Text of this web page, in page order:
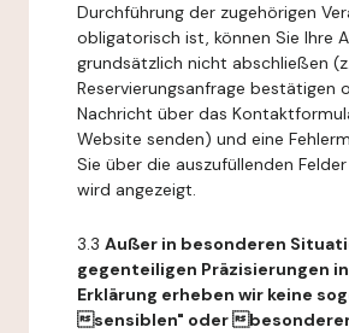
Durchführung der zugehörigen
obligatorisch ist, können Sie Ihre
grundsätzlich nicht abschließen
Reservierungsanfrage bestätigen
Nachricht über das
Website senden) und eine
Sie über die auszufüllenden
wird angezeigt.
3.3 Außer in besonderen
gegenteiligen Präzisierungen
Erklärung erheben wir keine
sensiblen" oder